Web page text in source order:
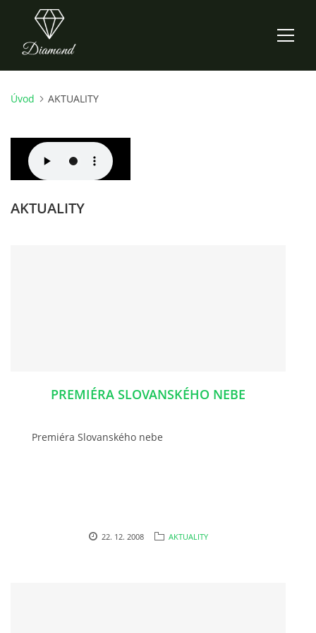
ÚVOD
AKTUALITY
VIDEOZÁZNAMY Z HER
FOTOALBUM
HRY DO ROKU 1973
Úvod AKTUALITY
AKTUALITY
PREMIÉRA SLOVANSKÉHO NEBE
Premiéra Slovanského nebe
22. 12. 2008 AKTUALITY